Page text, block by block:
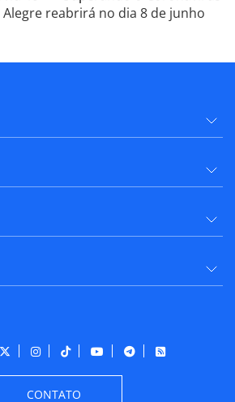
reabrirá no dia 8 de junho
CONTATO